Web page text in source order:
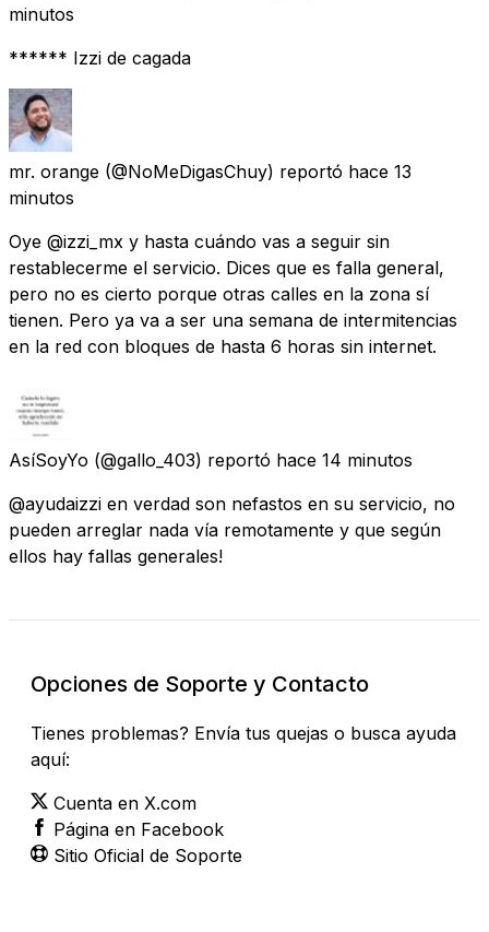
minutos
****** Izzi de cagada
mr. orange (@NoMeDigasChuy) reportó hace 13
minutos
Oye @izzi_mx y hasta cuándo vas a seguir sin
restablecerme el servicio. Dices que es falla general,
pero no es cierto porque otras calles en la zona sí
tienen. Pero ya va a ser una semana de intermitencias
en la red con bloques de hasta 6 horas sin internet.
AsíSoyYo (@gallo_403) reportó hace 14 minutos
@ayudaizzi en verdad son nefastos en su servicio, no
pueden arreglar nada vía remotamente y que según
ellos hay fallas generales!
Opciones de Soporte y Contacto
Tienes problemas? Envía tus quejas o busca ayuda
aquí:
Cuenta en X.com
Página en Facebook
Sitio Oficial de Soporte